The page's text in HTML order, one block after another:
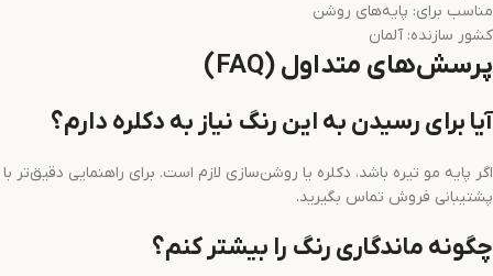
مناسب برای: پایه‌های روشن
کشور سازنده: آلمان
پرسش‌های متداول (FAQ)
آیا برای رسیدن به این رنگ نیاز به دکلره دارم؟
اگر پایه مو تیره باشد، دکلره یا روشن‌سازی لازم است. برای راهنمایی دقیق‌تر با
پشتیبانی فروش تماس بگیرید.
چگونه ماندگاری رنگ را بیشتر کنم؟